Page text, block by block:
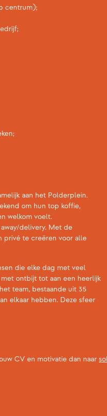
centrum);
aan het Polderplein.
om hun top koffie,
welkom voelt.
delivery. Met de
privé te creëren voor alle
die elke dag met veel
ontbijt tot aan een heerlijk
team, bestaande uit 35
elkaar hebben. Deze sfeer
CV en motivatie dan naar